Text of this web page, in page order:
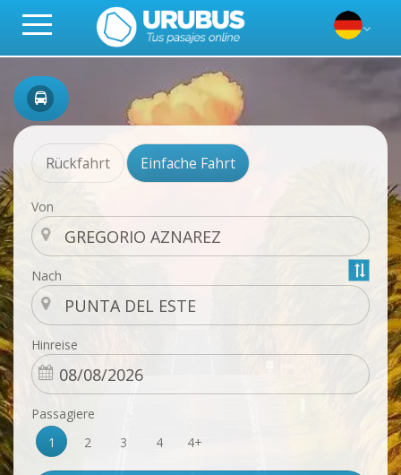
Rückfahrt Einfache Fahrt
Von
Nach
Hinreise
Passagiere
1
2 3 4 4+